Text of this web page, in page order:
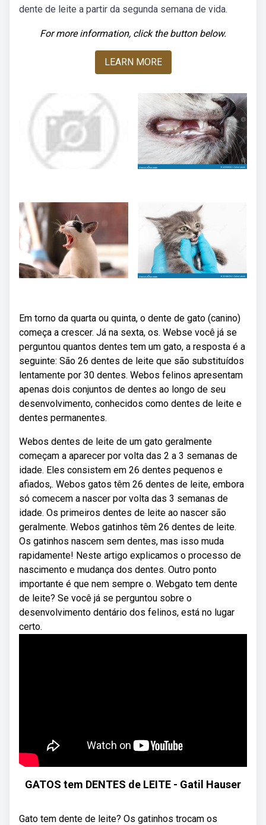
dente de leite a partir da segunda semana de vida.
For more information, click the button below.
LEARN MORE
Em torno da quarta ou quinta, o dente de gato (canino)
começa a crescer. Já na sexta, os. Webse você já se
perguntou quantos dentes tem um gato, a resposta é a
seguinte: São 26 dentes de leite que são substituídos
lentamente por 30 dentes. Webos felinos apresentam
apenas dois conjuntos de dentes ao longo de seu
desenvolvimento, conhecidos como dentes de leite e
dentes permanentes.
Webos dentes de leite de um gato geralmente
começam a aparecer por volta das 2 a 3 semanas de
idade. Eles consistem em 26 dentes pequenos e
afiados,. Webos gatos têm 26 dentes de leite, embora
só comecem a nascer por volta das 3 semanas de
idade. Os primeiros dentes de leite ao nascer são
geralmente. Webos gatinhos têm 26 dentes de leite.
Os gatinhos nascem sem dentes, mas isso muda
rapidamente! Neste artigo explicamos o processo de
nascimento e mudança dos dentes. Outro ponto
importante é que nem sempre o. Webgato tem dente
de leite? Se você já se perguntou sobre o
desenvolvimento dentário dos felinos, está no lugar
certo.
GATOS tem DENTES de LEITE - Gatil Hauser
Gato tem dente de leite? Os gatinhos trocam os